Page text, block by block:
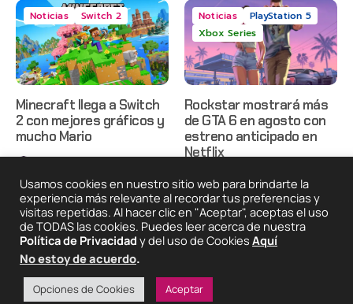
Noticias Switch 2
Minecraft llega a Switch
2 con mejores gráficos y
mucho Mario
Noticias
PlayStation 5
Xbox Series
Rockstar mostrará más
de GTA 6 en agosto con
estreno anticipado en
Netflix
N3k0 Hace 1 día
2025 © Degeneraciónx.com | Anime, Games & Nothing
Quiénes
Somos
Condiciones De
Uso Privacidad
Usamos cookies en nuestro sitio web para brindarte la
experiencia más relevante al recordar tus preferencias y
visitas repetidas. Al hacer clic en "Aceptar", aceptas el uso
de TODAS las cookies. Puedes leer acerca de nuestra
Política de Privacidad y del uso de Cookies Aquí
No estoy de acuerdo.
Opciones de Cookies Aceptar